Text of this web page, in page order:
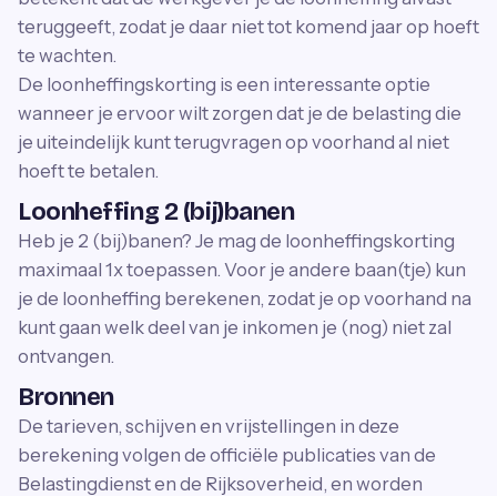
teruggeeft, zodat je daar niet tot komend jaar op hoeft
te wachten.
De loonheffingskorting is een interessante optie
wanneer je ervoor wilt zorgen dat je de belasting die
je uiteindelijk kunt terugvragen op voorhand al niet
hoeft te betalen.
Loonheffing 2 (bij)banen
Heb je 2 (bij)banen? Je mag de loonheffingskorting
maximaal 1x toepassen. Voor je andere baan(tje) kun
je de loonheffing berekenen, zodat je op voorhand na
kunt gaan welk deel van je inkomen je (nog) niet zal
ontvangen.
Bronnen
De tarieven, schijven en vrijstellingen in deze
berekening volgen de officiële publicaties van de
Belastingdienst en de Rijksoverheid, en worden